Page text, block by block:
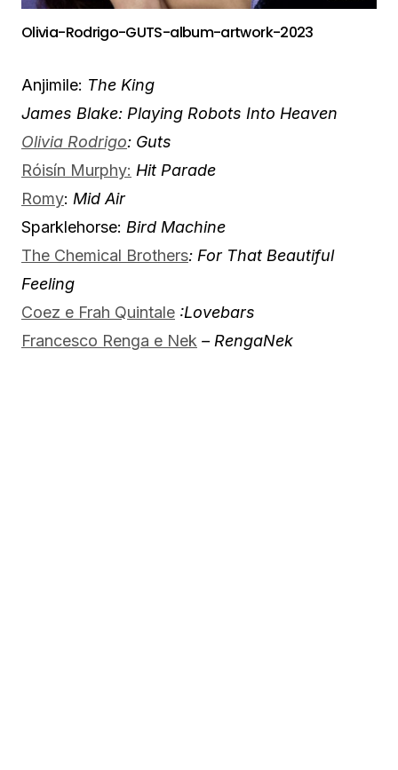
Olivia-Rodrigo-GUTS-album-artwork-2023
Anjimile: The King
James Blake: Playing Robots Into Heaven
Olivia Rodrigo: Guts
Róisín Murphy: Hit Parade
Romy: Mid Air
Sparklehorse: Bird Machine
The Chemical Brothers: For That Beautiful
Feeling
Coez e Frah Quintale :Lovebars
Francesco Renga e Nek – RengaNek